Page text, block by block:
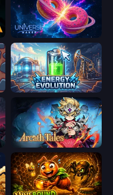
Universe Maker
Energy Evolution
Arcath Tales